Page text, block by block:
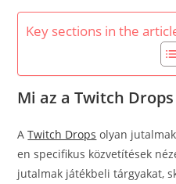
Key sections in the
Mi az a Twitch
ATwitch Drops olyan
en specifikus közvetítések
jutalmak játékbeli tárgyakat,